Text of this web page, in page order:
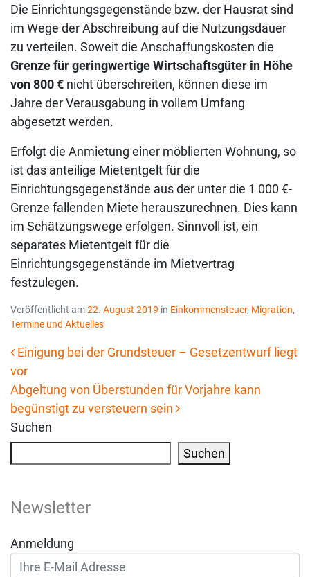
Die Einrichtungsgegenstände bzw. der Hausrat sind
im Wege der Abschreibung auf die Nutzungsdauer
zu verteilen. Soweit die Anschaffungskosten die
Grenze für geringwertige Wirtschaftsgüter in Höhe
von 800 € nicht überschreiten, können diese im
Jahre der Verausgabung in vollem Umfang
abgesetzt werden.
Erfolgt die Anmietung einer möblierten Wohnung, so
ist das anteilige Mietentgelt für die
Einrichtungsgegenstände aus der unter die 1 000 €-
Grenze fallenden Miete herauszurechnen. Dies kann
im Schätzungswege erfolgen. Sinnvoll ist, ein
separates Mietentgelt für die
Einrichtungsgegenstände im Mietvertrag
festzulegen.
Veröffentlicht am22. August 2019 in Einkommensteuer, Migration,
Termine und Aktuelles
Beitrags-Navigation
Einigung bei der Grundsteuer – Gesetzentwurf liegt
vor
Abgeltung von Überstunden für Vorjahre kann
begünstigt zu versteuern sein
Suchen
Suchen
Newsletter
Anmeldung